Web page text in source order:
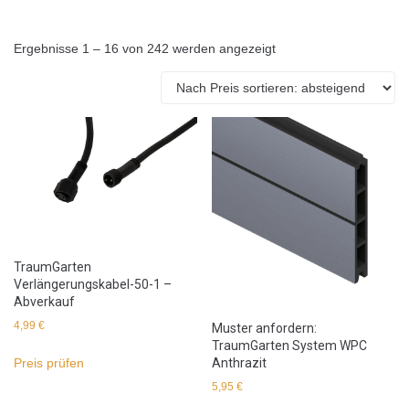
Ergebnisse 1 – 16 von 242 werden angezeigt
TraumGarten
Verlängerungskabel-50-1 –
Abverkauf
4,99 €
Preis prüfen
Muster anfordern:
TraumGarten System WPC
Anthrazit
5,95€